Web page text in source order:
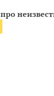
про